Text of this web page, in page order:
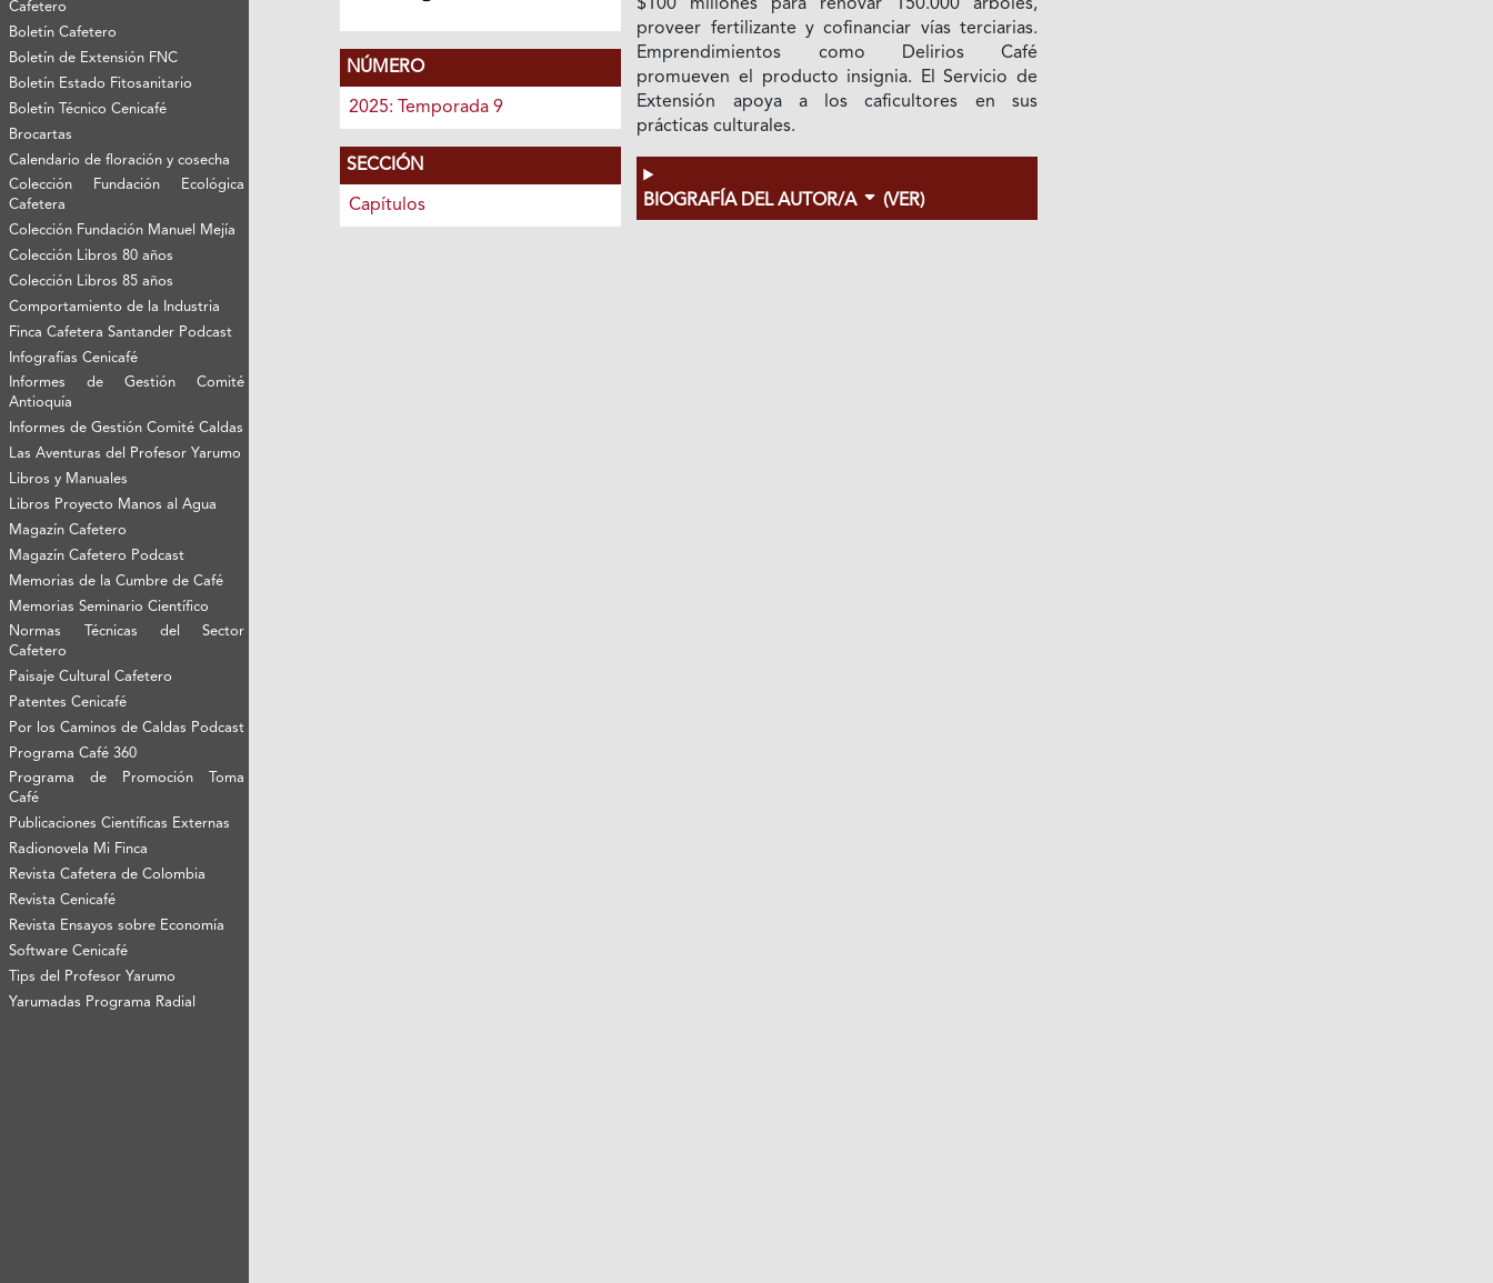
Cafetero
Boletín Cafetero
Boletín de Extensión FNC
Boletín Estado Fitosanitario
Boletín Técnico Cenicafé
Brocartas
Calendario de floración y cosecha
Colección Fundación Ecológica
Cafetera
Colección Fundación Manuel Mejía
Colección Libros 80 años
Colección Libros 85 años
Comportamiento de la Industria
Finca Cafetera Santander Podcast
Infografías Cenicafé
Informes de Gestión Comité
Antioquía
Informes de Gestión Comité Caldas
Las Aventuras del Profesor Yarumo
Libros y Manuales
Libros Proyecto Manos al Agua
Magazín Cafetero
Magazín Cafetero Podcast
Memorias de la Cumbre de Café
Memorias Seminario Científico
Normas Técnicas del Sector
Cafetero
Paisaje Cultural Cafetero
Patentes Cenicafé
Por los Caminos de Caldas Podcast
Programa Café 360
Programa de Promoción Toma
Café
Publicaciones Científicas Externas
Radionovela Mi Finca
Revista Cafetera de Colombia
Revista Cenicafé
Revista Ensayos sobre Economía
Software Cenicafé
Tips del Profesor Yarumo
Yarumadas Programa Radial
NÚMERO
2025: Temporada 9
SECCIÓN
Capítulos
$100 millones para renovar 150.000 árboles,
proveer fertilizante y cofinanciar vías terciarias.
Emprendimientos como Delirios Café
promueven el producto insignia. El Servicio de
Extensión apoya a los caficultores en sus
prácticas culturales.
BIOGRAFÍA DEL AUTOR/A (VER)